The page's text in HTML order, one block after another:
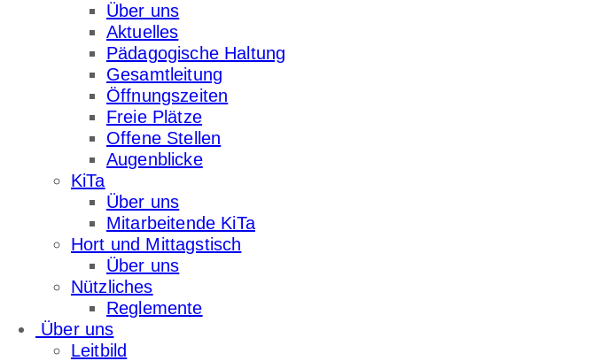
Über uns
Aktuelles
Pädagogische Haltung
Gesamtleitung
Öffnungszeiten
Freie Plätze
Offene Stellen
Augenblicke
KiTa
Über uns
Mitarbeitende KiTa
Hort und Mittagstisch
Über uns
Nützliches
Reglemente
Über uns
Leitbild